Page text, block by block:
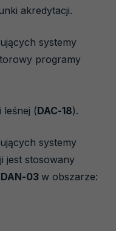
akredytacji.
systemy
programy
leśnej (DAC-18).
systemy
jest stosowany
DAN-03 w obszarze: